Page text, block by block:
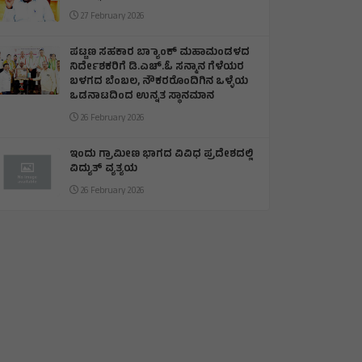
27 February 2026
ಪಟ್ಟಣ ಸಹಕಾರ ಬ್ಯಾಾಂಕ್ ಮಹಾಮಂಡಳದ
ನಿರ್ದೇಶಕರಿಗೆ ಡಿ.ಎಚ್.ಓ ಸನ್ಮಾನ ಗೆಳೆಯರ
ಬಳಗದ ಬೆಂಬಲ, ನೌಕರರೊಂದಿಗಿನ ಒಳ್ಳೆಯ
ಒಡನಾಟದಿಂದ ಉನ್ನತ ಸ್ಥಾನಮಾನ
26 February 2026
ಇಂದು ಗ್ರಾಮೀಣ ಭಾಗದ ವಿವಿಧ ಪ್ರದೇಶದಲ್ಲಿ
ವಿದ್ಯುತ್ ವ್ಯತ್ಯಯ
26 February 2026